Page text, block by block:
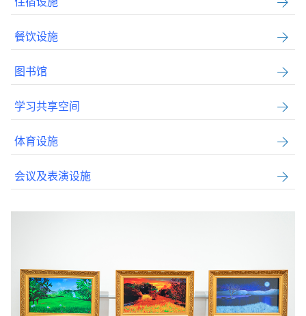
餐饮设施
图书馆
学习共享空间
体育设施
会议及表演设施